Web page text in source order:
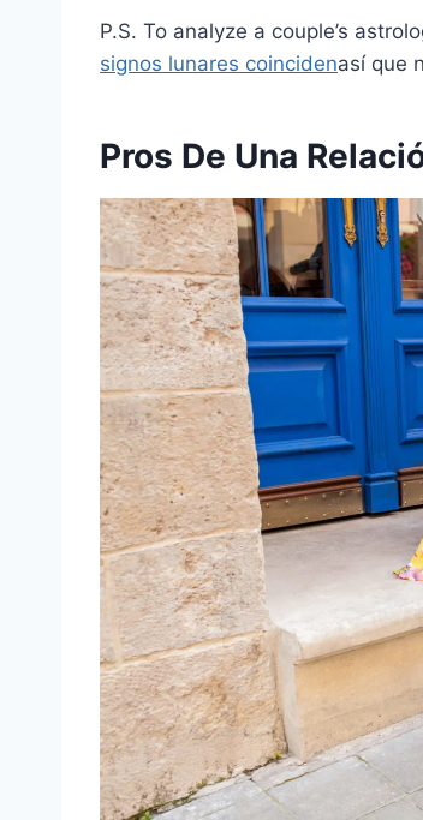
P.S. To analyze a couple’s
signos lunares coincidenasí que
Pros De Una